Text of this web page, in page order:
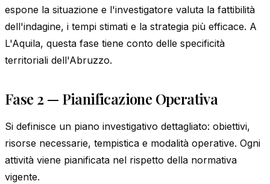
espone la situazione e l'investigatore valuta la fattibilità
dell'indagine, i tempi stimati e la strategia più efficace. A
L'Aquila, questa fase tiene conto delle specificità
territoriali dell'Abruzzo.
Fase 2 — Pianificazione Operativa
Si definisce un piano investigativo dettagliato: obiettivi,
risorse necessarie, tempistica e modalità operative. Ogni
attività viene pianificata nel rispetto della normativa
vigente.